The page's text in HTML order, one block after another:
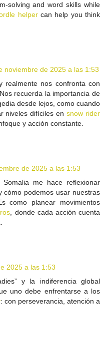
solving and word skills while
helpercan help you think
noviembre de 2025 a las 1:53
realmente nos confronta con
recuerda la importancia de
desde lejos, como cuando
niveles difíciles ensnow rider
y acción constante.
de 2025 a las 1:53
me hace reflexionar
cómo podemos usar nuestras
como planear movimientos
, donde cada acción cuenta
2025 a las 1:53
y la indiferencia global
uno debe enfrentarse a los
: con perseverancia, atención a